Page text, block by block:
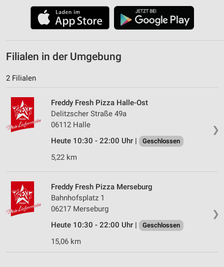
Filialen in der Umgebung
2 Filialen
❯
Freddy Fresh Pizza Halle-Ost
Delitzscher Straße 49a
06112 Halle
Heute 10:30 - 22:00 Uhr |
Geschlossen
5,22 km
❯
Freddy Fresh Pizza Merseburg
Bahnhofsplatz 1
06217 Merseburg
Heute 10:30 - 22:00 Uhr |
Geschlossen
15,06 km